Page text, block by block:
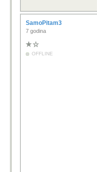
SamoPitam3
7 godina
OFFLINE